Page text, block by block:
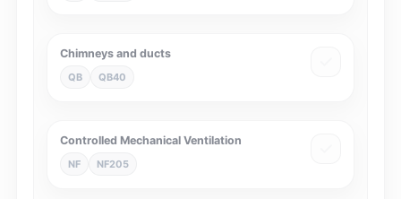
Chimneys and ducts
QB QB40
Controlled Mechanical Ventilation
NF NF205